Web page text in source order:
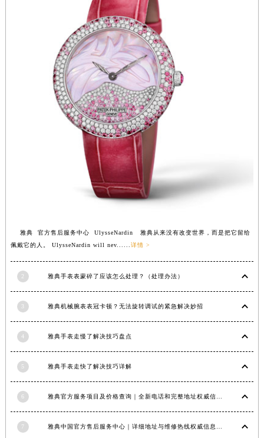
雅典 官方售后服务中心 UlysseNardin 雅典从来没有改变世界，而是把它留给
佩戴它的人。 UlysseNardin will nev...... 详情 >
2 雅典手表表蒙碎了应该怎么处理？（处理办法）
3 雅典机械腕表表冠卡顿？无法旋转调试的紧急解决妙招
4 雅典手表走慢了解决技巧盘点
5 雅典手表走快了解决技巧详解
6
7